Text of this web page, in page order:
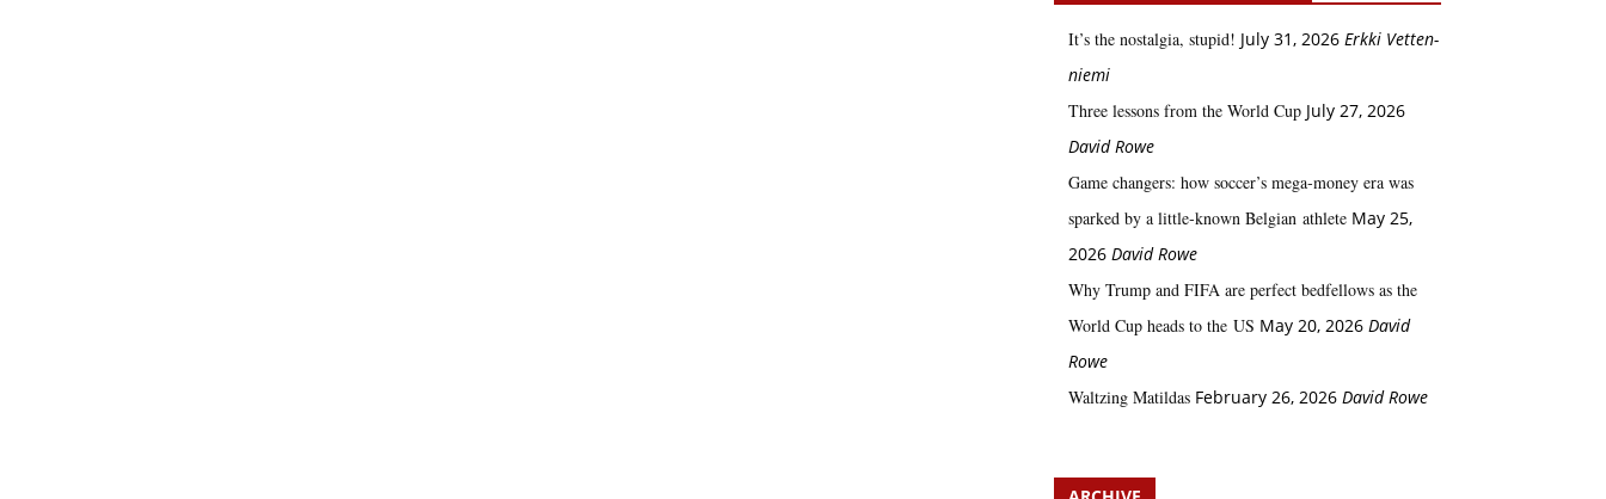
It’s the nostalgia, stupid! July 31, 2026 Erkki Vetten­­
niemi
Three lessons from the World Cup July 27, 2026
David Rowe
Game changers: how soccer’s mega‑money era was
sparked by a little‑known Belgian athlete May 25,
2026 David Rowe
Why Trump and FIFA are perfect bedfellows as the
World Cup heads to the US May 20, 2026 David
Rowe
Waltzing Matildas February 26, 2026 David Rowe